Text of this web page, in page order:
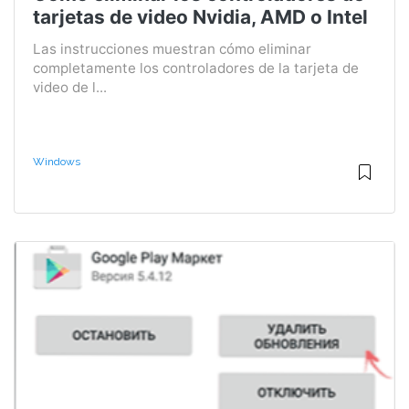
tarjetas de video Nvidia, AMD o Intel
Las instrucciones muestran cómo eliminar
completamente los controladores de la tarjeta de
video de l...
Windows